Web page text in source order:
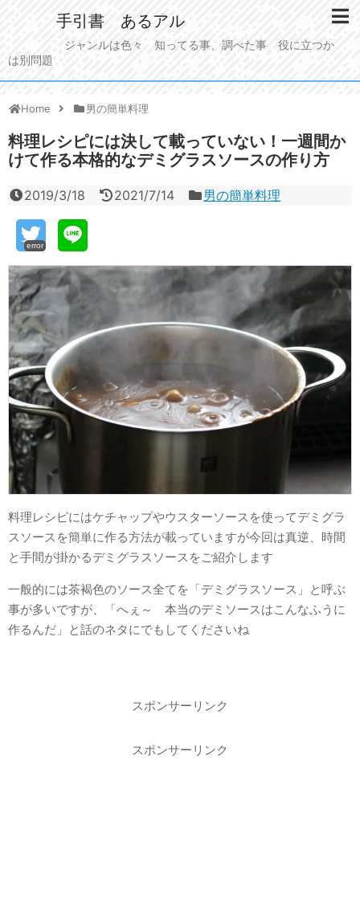
手引書 あるアル
ジャンルは色々 知ってる事、調べた事 役に立つか
は別問題
Home 男の簡単料理
料理レシピには決して載っていない！一週間か
けて作る本格的なデミグラスソースの作り方
2019/3/18 2021/7/14 男の簡単料理
error
料理レシピにはケチャップやウスターソースを使ってデミグラ
スソースを簡単に作る方法が載っていますが今回は真逆、時間
と手間が掛かるデミグラスソースをご紹介します
一般的には茶褐色のソース全てを「デミグラスソース」と呼ぶ
事が多いですが、「へぇ～ 本当のデミソースはこんなふうに
作るんだ」と話のネタにでもしてくださいね
スポンサーリンク
スポンサーリンク